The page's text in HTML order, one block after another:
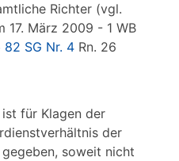
Richter (vgl.
17. März 2009 - 1 WB
82 SG Nr. 4 Rn. 26
ist für Klagen der
der
soweit nicht